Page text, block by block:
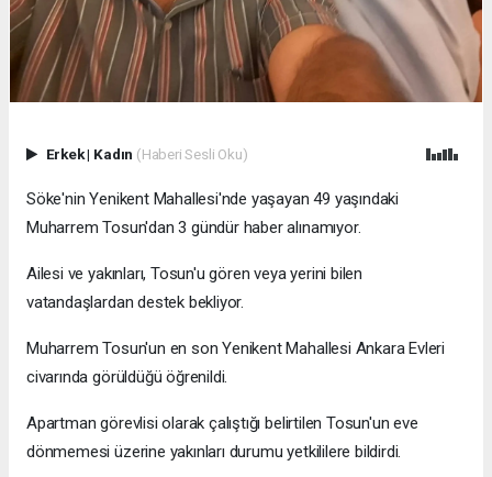
Erkek| Kadın (Haberi Sesli Oku)
Söke'nin Yenikent Mahallesi'nde yaşayan 49 yaşındaki
Muharrem Tosun'dan 3 gündür haber alınamıyor.
Ailesi ve yakınları, Tosun'u gören veya yerini bilen
vatandaşlardan destek bekliyor.
Muharrem Tosun'un en son Yenikent Mahallesi Ankara Evleri
civarında görüldüğü öğrenildi.
Apartman görevlisi olarak çalıştığı belirtilen Tosun'un eve
dönmemesi üzerine yakınları durumu yetkililere bildirdi.